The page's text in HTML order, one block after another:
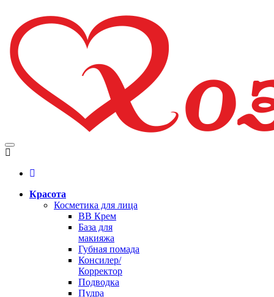
Красота
Косметика для лица
BB Крем
База для
макияжа
Губная помада
Консилер/
Корректор
Подводка
Пудра